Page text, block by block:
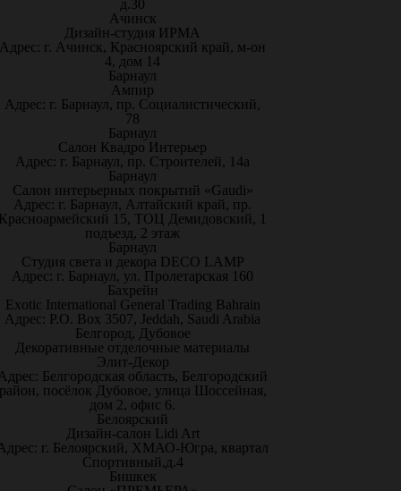
д.30
Ачинск
Дизайн-студия ИРМА
Адрес: г. Ачинск, Красноярский край, м-он
4, дом 14
Барнаул
Ампир
Адрес: г. Барнаул, пр. Социалистический,
78
Барнаул
Салон Квадро Интерьер
Адрес: г. Барнаул, пр. Строителей, 14а
Барнаул
Салон интерьерных покрытий «Gaudi»
Адрес: г. Барнаул, Алтайский край, пр.
15, ТОЦ Демидовский, 1
подъезд, 2 этаж
Барнаул
Студия света и декора DECO LAMP
Адрес: г. Барнаул, ул. Пролетарская 160
Бахрейн
Exotic International General Trading Bahrain
Адрес: P.O. Box 3507, Jeddah, Saudi Arabia
Белгород, Дубовое
Декоративные отделочные материалы
Элит-Декор
Белгородская область, Белгородский
посёлок Дубовое, улица Шоссейная,
дом 2, офис 6.
Белоярский
Дизайн-салон Lidi Art
г. Белоярский, ХМАО-Югра, квартал
Спортивный,д.4
Бишкек